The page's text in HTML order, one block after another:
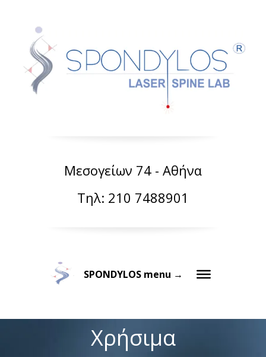
Μεσογείων 74 - Αθήνα
Τηλ: 210 7488901
SPONDYLOS menu →
Χρήσιμα